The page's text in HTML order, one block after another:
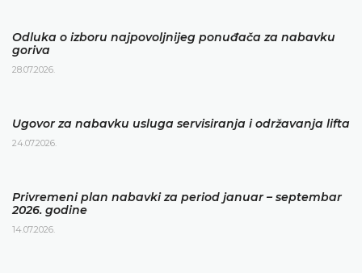
Odluka o izboru najpovoljnijeg ponuđača za nabavku
goriva
28.07.2026.
Ugovor za nabavku usluga servisiranja i održavanja lifta
24.07.2026.
Privremeni plan nabavki za period januar – septembar
2026. godine
14.07.2026.